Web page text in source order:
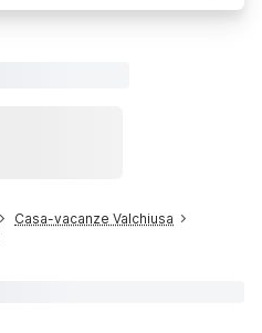
Casa-vacanze Valchiusa